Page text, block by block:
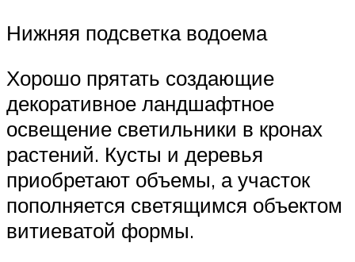
Нижняя подсветка водоема
Хорошо прятать создающие
декоративное ландшафтное
освещение светильники в кронах
растений. Кусты и деревья
приобретают объемы, а участок
пополняется светящимся объектом
витиеватой формы.